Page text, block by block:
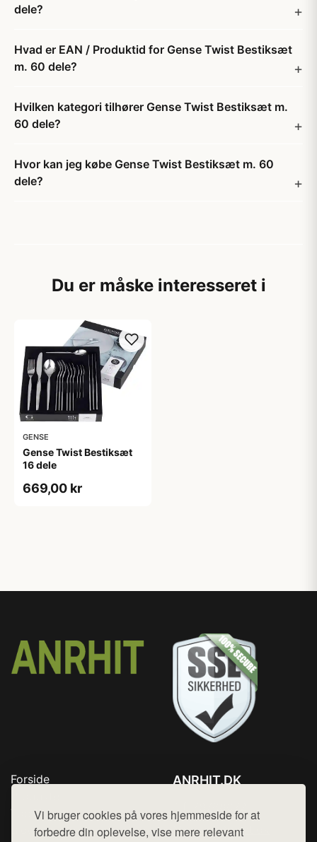
Vi bruger cookies på vores hjemmeside for at
forbedre din oplevelse, vise mere relevant
dele?
Hvad er EAN / Produktid for Gense Twist Bestiksæt
m. 60 dele?
Hvilken kategori tilhører Gense Twist Bestiksæt m.
60 dele?
Hvor kan jeg købe Gense Twist Bestiksæt m. 60
dele?
Du er måske interesseret i
GENSE
Gense Twist Bestiksæt
16 dele
669,00 kr
Forside
Top Rabatter
Blog
ANRHIT.DK
Mail: hej@want.dk